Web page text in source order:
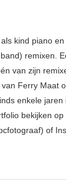
kind piano
remixen.
van zijn
Ferry Maat
enkele
bekijken
of